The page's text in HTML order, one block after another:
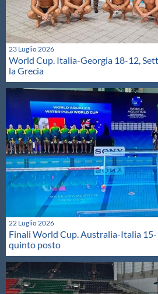
23 Luglio 2026
World Cup. Italia-Georgia 18-12,
la Grecia
22 Luglio 2026
Finali World Cup. Australia-Italia 15-
quinto posto